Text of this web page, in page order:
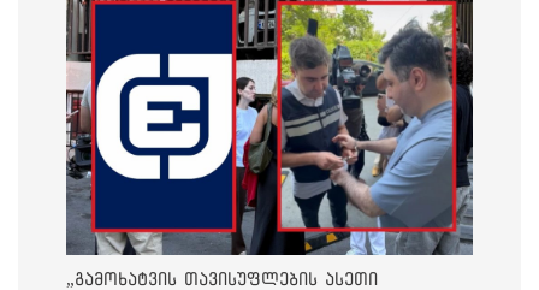
„გამოხატვის თავისუფლების ასეთი